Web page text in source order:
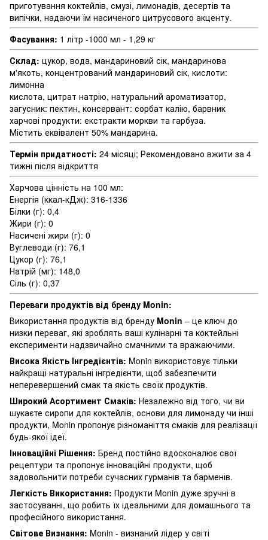
приготування коктейлів, смузі, лимонадів, десертів та
випічки, надаючи їм насиченого цитрусового акценту.
Фасування: 1 літр -1000 мл - 1,29 кг
Склад: цукор, вода, мандариновий сік, мандаринова
м'якоть, концентрований мандариновий сік, кислоти:
лимонна
кислота, цитрат натрію, натуральний ароматизатор,
загусник: пектин, консервант: сорбат калію, барвник
харчові продукти: екстракти моркви та гарбуза.
Містить еквівалент 50% мандарина.
Термін придатності: 24 місяці; Рекомендовано вжити за 4
тижні після відкриття
Харчова цінність на 100 мл:
Енергія (ккал-кДж): 316-1336
Білки (г): 0,4
Жири (г): 0
Насичені жири (г): 0
Вуглеводи (г): 76,1
Цукор (г): 76,1
Натрій (мг): 148,0
Сіль (г): 0,37
Переваги продуктів від бренду Monin:
Використання продуктів від бренду Monin – це ключ до
низки переваг, які зроблять ваші кулінарні та коктейльні
експерименти надзвичайно смачними та вражаючими.
Висока Якість Інгредієнтів: Monin використовує тільки
найкращі натуральні інгредієнти, щоб забезпечити
неперевершений смак та якість своїх продуктів.
Широкий Асортимент Смаків: Незалежно від того, чи ви
шукаєте сиропи для коктейлів, основи для лимонаду чи інші
продукти, Monin пропонує різноманіття смаків для реалізації
будь-якої ідеї.
Інноваційні Рішення: Бренд постійно вдосконалює свої
рецептури та пропонує інноваційні продукти, щоб
задовольнити потреби сучасних гурманів та барменів.
Легкість Використання: Продукти Monin дуже зручні в
застосуванні, що робить їх ідеальними для домашнього та
професійного використання.
Світове Визнання: Monin - визнаний лідер у світі